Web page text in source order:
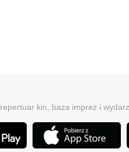
repertuar kin, baza imprez i